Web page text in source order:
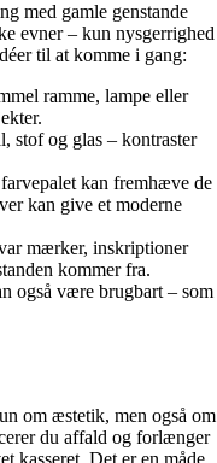
med gamle genstande
evner – kun nysgerrighed
til at komme i gang:
ramme, lampe eller
stof og glas – kontraster
kan fremhæve de
kan give et moderne
mærker, inskriptioner
kommer fra.
også være brugbart – som
om æstetik, men også om
du affald og forlænger
kasseret. Det er en måde